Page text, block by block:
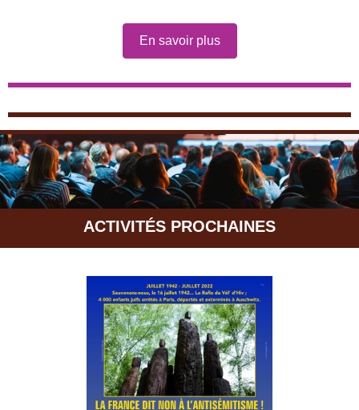
En savoir plus
ACTIVITÉS PROCHAINES